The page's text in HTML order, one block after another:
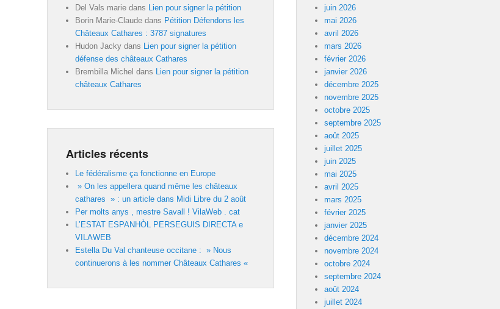
Del Vals marie dans
Lien pour signer la pétition
Borin Marie-Claude dans Pétition Défendons les
Châteaux Cathares : 3787 signatures
Hudon Jacky dans
Lien pour signer la pétition
défense des châteaux Cathares
Brembilla Michel dans
Lien pour signer la pétition
châteaux Cathares
Articles récents
Le fédéralisme ça fonctionne en Europe
» On les appellera quand même les châteaux
cathares » : un article dans Midi Libre du 2 août
Per molts anys , mestre Savall ! VilaWeb . cat
L’ESTAT ESPANHÒL PERSEGUIS DIRECTA e
VILAWEB
Estella Du Val chanteuse occitane : » Nous
continuerons à les nommer Châteaux Cathares «
juin 2026
mai 2026
avril 2026
mars 2026
février 2026
janvier 2026
décembre 2025
novembre 2025
octobre 2025
septembre 2025
août 2025
juillet 2025
juin 2025
mai 2025
avril 2025
mars 2025
février 2025
janvier 2025
décembre 2024
novembre 2024
octobre 2024
septembre 2024
août 2024
juillet 2024